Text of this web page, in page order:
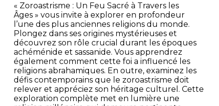
« Zoroastrisme : Un Feu Sacré à Travers les
Âges » vous invite à explorer en profondeur
l’une des plus anciennes religions du monde.
Plongez dans ses origines mystérieuses et
découvrez son rôle crucial durant les époques
achéménide et sassanide. Vous apprendrez
également comment cette foi a influencé les
religions abrahamiques. En outre, examinez les
défis contemporains que le zoroastrisme doit
relever et appréciez son héritage culturel. Cette
exploration complète met en lumière une